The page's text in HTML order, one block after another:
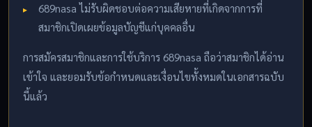
689nasa ไม่รับผิดชอบต่อความเสียหายที่เกิดจากการที่
สมาชิกเปิดเผยข้อมูลบัญชีแก่บุคคลอื่น
การสมัครสมาชิกและการใช้บริการ 689nasa ถือว่าสมาชิกได้อ่าน
เข้าใจ และยอมรับข้อกำหนดและเงื่อนไขทั้งหมดในเอกสารฉบับ
นี้แล้ว